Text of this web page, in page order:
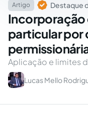
Artigo Destaque
Incorporação
particular por
Aplicação e limites
Lucas Mello